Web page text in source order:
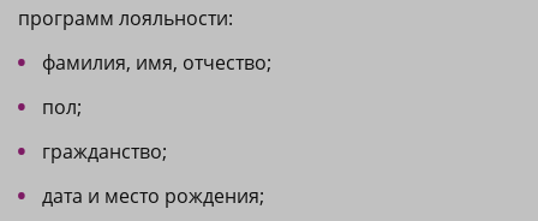
программ лояльности:
фамилия, имя, отчество;
пол;
гражданство;
дата и место рождения;